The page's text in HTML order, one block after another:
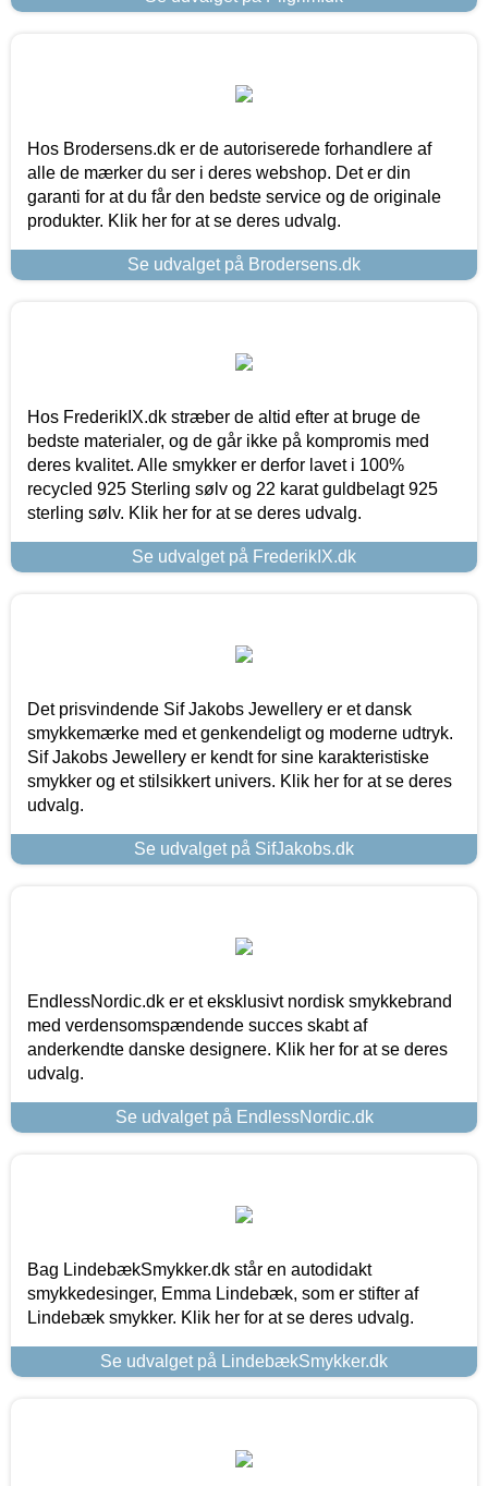
Hos Brodersens.dk er de autoriserede forhandlere af
alle de mærker du ser i deres webshop. Det er din
garanti for at du får den bedste service og de originale
produkter. Klik her for at se deres udvalg.
Se udvalget på Brodersens.dk
Hos FrederikIX.dk stræber de altid efter at bruge de
bedste materialer, og de går ikke på kompromis med
deres kvalitet. Alle smykker er derfor lavet i 100%
recycled 925 Sterling sølv og 22 karat guldbelagt 925
sterling sølv. Klik her for at se deres udvalg.
Se udvalget på FrederikIX.dk
Det prisvindende Sif Jakobs Jewellery er et dansk
smykkemærke med et genkendeligt og moderne udtryk.
Sif Jakobs Jewellery er kendt for sine karakteristiske
smykker og et stilsikkert univers. Klik her for at se deres
udvalg.
Se udvalget på SifJakobs.dk
EndlessNordic.dk er et eksklusivt nordisk smykkebrand
med verdensomspændende succes skabt af
anderkendte danske designere. Klik her for at se deres
udvalg.
Se udvalget på EndlessNordic.dk
Bag LindebækSmykker.dk står en autodidakt
smykkedesinger, Emma Lindebæk, som er stifter af
Lindebæk smykker. Klik her for at se deres udvalg.
Se udvalget på LindebækSmykker.dk